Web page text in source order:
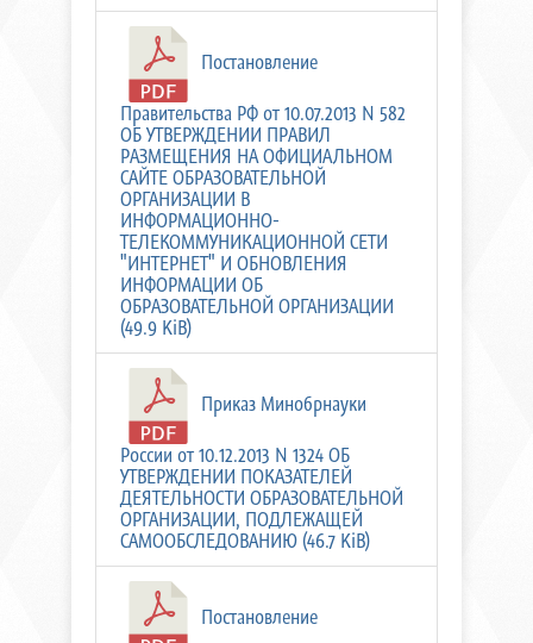
Постановление
Правительства РФ от 10.07.2013 N 582
ОБ УТВЕРЖДЕНИИ ПРАВИЛ
РАЗМЕЩЕНИЯ НА ОФИЦИАЛЬНОМ
САЙТЕ ОБРАЗОВАТЕЛЬНОЙ
ОРГАНИЗАЦИИ В
ИНФОРМАЦИОННО-
ТЕЛЕКОММУНИКАЦИОННОЙ СЕТИ
"ИНТЕРНЕТ" И ОБНОВЛЕНИЯ
ИНФОРМАЦИИ ОБ
ОБРАЗОВАТЕЛЬНОЙ ОРГАНИЗАЦИИ
(49.9 KiB)
Приказ Минобрнауки
России от 10.12.2013 N 1324 ОБ
УТВЕРЖДЕНИИ ПОКАЗАТЕЛЕЙ
ДЕЯТЕЛЬНОСТИ ОБРАЗОВАТЕЛЬНОЙ
ОРГАНИЗАЦИИ, ПОДЛЕЖАЩЕЙ
САМООБСЛЕДОВАНИЮ (46.7 KiB)
Постановление